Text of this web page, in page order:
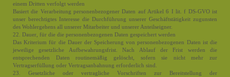
einem Dritten verfolgt werden
Basiert die Verarbeitung personenbezogener Daten auf Artikel 6 I lit. f DS-GVO ist
unser berechtigtes Interesse die Durchführung unserer Geschäftstätigkeit zugunsten
des Wohlergehens all unserer Mitarbeiter und unserer Anteilseigner.
22. Dauer, für die die personenbezogenen Daten gespeichert werden
Das Kriterium für die Dauer der Speicherung von personenbezogenen Daten ist die
jeweilige gesetzliche Aufbewahrungsfrist. Nach Ablauf der Frist werden die
entsprechenden Daten routinemäßig gelöscht, sofern sie nicht mehr zur
Vertragserfüllung oder Vertragsanbahnung erforderlich sind.
23. Gesetzliche oder vertragliche Vorschriften zur Bereitstellung der